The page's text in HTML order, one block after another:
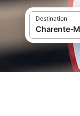
Destination